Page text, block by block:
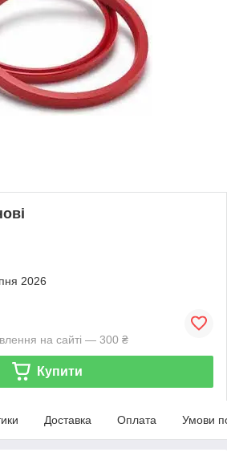
2026
на сайті — 300 ₴
Купити
Доставка Оплата Умови